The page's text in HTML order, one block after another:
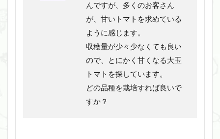
んですが、多くのお客さん
が、甘いトマトを求めている
ように感じます。
収穫量が少々少なくても良い
ので、とにかく甘くなる大玉
トマトを探しています。
どの品種を栽培すれば良いで
すか？